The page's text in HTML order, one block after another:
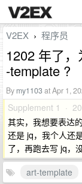
V2EX › 程序员
1202 年了
-template ?
By my1103at Apr 1,
Supplement 1 ·
其实，我想要表达
还是 jq，我个人还
了，再跑去写 jq，
art-template